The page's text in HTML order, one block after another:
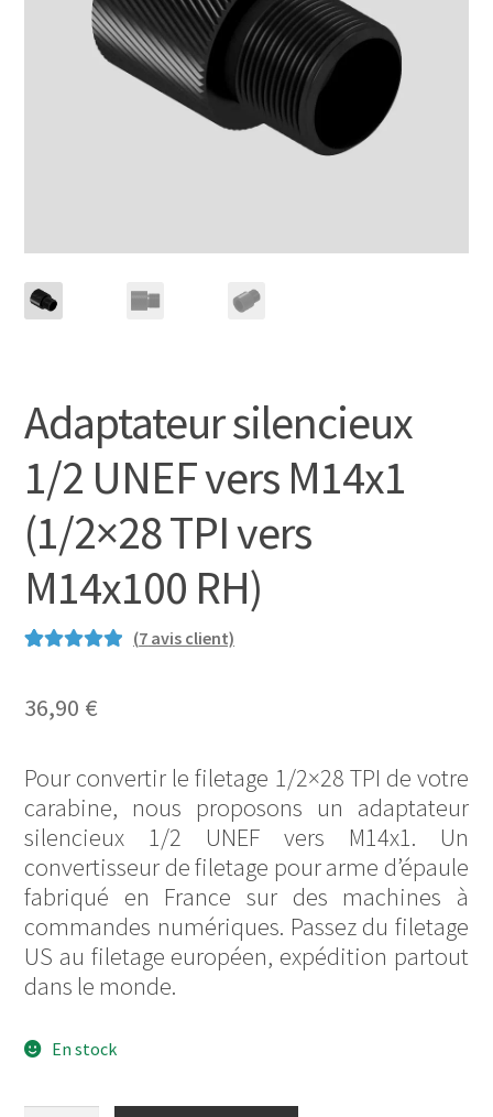
Adaptateur silencieux
1/2 UNEF vers M14x1
(1/2×28 TPI vers
M14x100 RH)
notations
(7 avis client)
36,90 €
Pour convertir le filetage 1/2×28 TPI de votre
carabine, nous proposons un adaptateur
silencieux 1/2 UNEF vers M14x1. Un
convertisseur de filetage pour arme d’épaule
fabriqué en France sur des machines à
commandes numériques. Passez du filetage
US au filetage européen, expédition partout
dans le monde.
En stock